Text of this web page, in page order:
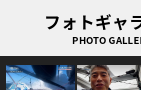
フォトギャ
PHOTO